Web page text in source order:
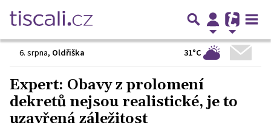
6. srpna, Oldřiška 31°C
Expert: Obavy z prolomení
dekretů nejsou realistické, je to
uzavřená záležitost